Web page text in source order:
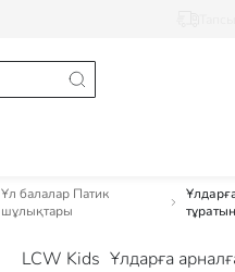
Ұл балалар Патик
шұлықтары
тұратын
LCW Kids Ұлдарға